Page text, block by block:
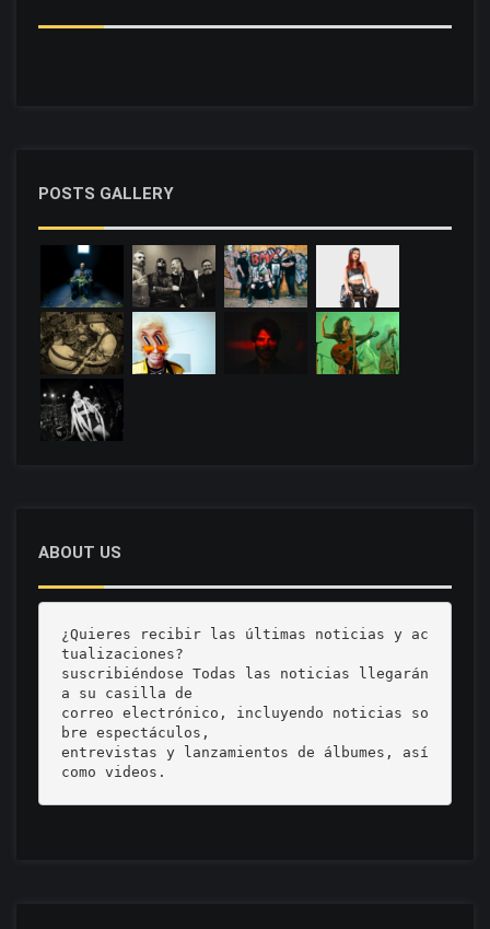
POSTS GALLERY
ABOUT US
¿Quieres recibir las últimas noticias y ac
tualizaciones?
suscribiéndose Todas las noticias llegarán
a su casilla de
correo electrónico, incluyendo noticias so
bre espectáculos,
entrevistas y lanzamientos de álbumes, así
como videos.